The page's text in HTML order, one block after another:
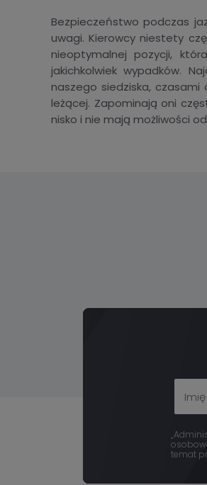
Bezpieczeństwo podczas
uwagi. Kierowcy niestety
nieoptymalnej pozycji,
jakichkolwiek wypadków.
naszego siedziska,
leżącej. Zapominają oni
nisko i nie mają możliwości
temat